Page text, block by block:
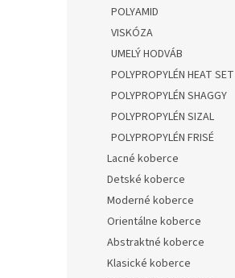
POLYAMID
VISKÓZA
UMELÝ HODVÁB
POLYPROPYLÉN HEAT SET
POLYPROPYLÉN SHAGGY
POLYPROPYLÉN SIZAL
POLYPROPYLÉN FRISÉ
Lacné koberce
Detské koberce
Moderné koberce
Orientálne koberce
Abstraktné koberce
Klasické koberce